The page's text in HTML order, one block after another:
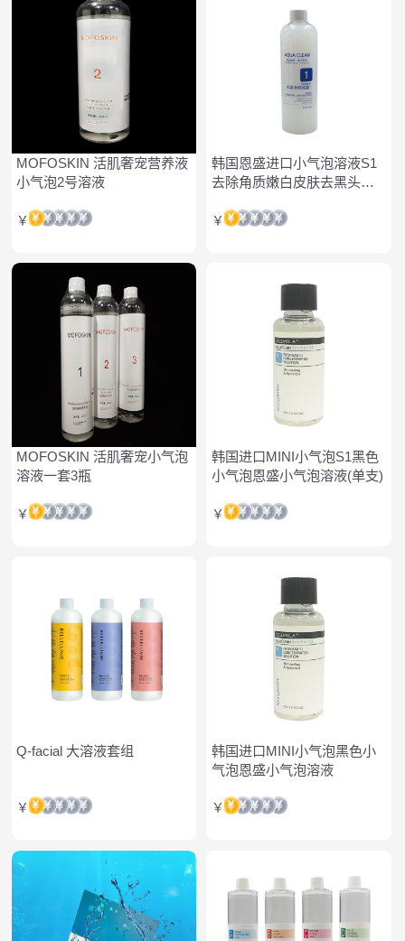
MOFOSKIN 活肌奢宠营养液
小气泡2号溶液
￥
韩国恩盛进口小气泡溶液S1
去除角质嫩白皮肤去黑头单
￥
MOFOSKIN 活肌奢宠小气泡
溶液一套3瓶
￥
韩国进口MINI小气泡S1黑色
小气泡恩盛小气泡溶液(单支)
￥
Q-facial 大溶液套组
￥
韩国进口MINI小气泡黑色小
气泡恩盛小气泡溶液
￥